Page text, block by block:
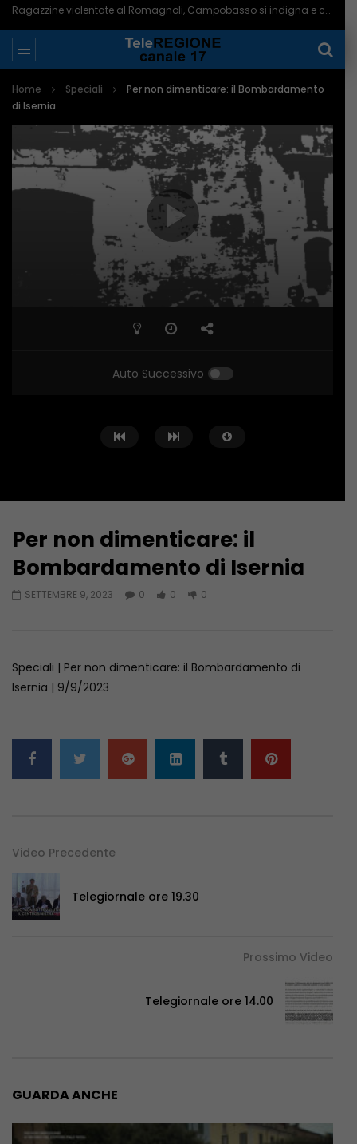
Ragazzine violentate al Romagnoli, Campobasso si indigna e chiede più controlli – 06/08/2026
Home Speciali
Per non dimenticare: il Bombardamento
di Isernia
Auto Successivo
Speciale ricordo del Dott. Italo
Testa
Per non dimenticare: il
Bombardamento di Isernia
SETTEMBRE 9, 2023 0 0 0
Speciali | Per non dimenticare: il Bombardamento di
Isernia | 9/9/2023
Video Precedente
Telegiornale ore 19.30
Prossimo Video
Telegiornale ore 14.00
GUARDA ANCHE